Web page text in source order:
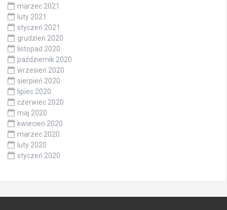
marzec 2021
luty 2021
styczeń 2021
grudzień 2020
listopad 2020
październik 2020
wrzesień 2020
sierpień 2020
lipiec 2020
czerwiec 2020
maj 2020
kwiecień 2020
marzec 2020
luty 2020
styczeń 2020